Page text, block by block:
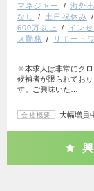
マネジャー
海外
なし
土日祝休み
600万以上
イン
ス勤務
リモート
※本求人は非常にク
候補者が限られてお
す。ご興味いた…
会社概要 大幅増員